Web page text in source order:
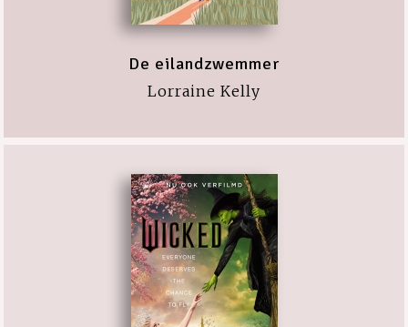
De eilandzwemmer
Lorraine Kelly